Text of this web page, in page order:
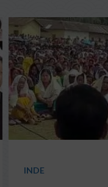
INDE